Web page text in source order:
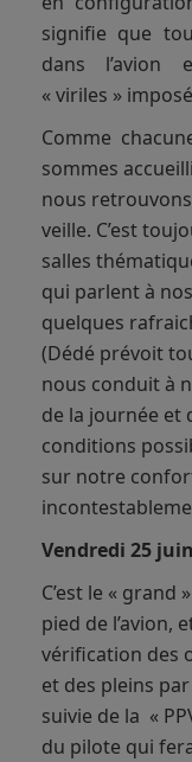
signifie que
dans l’avion
« viriles »
Comme
sommes
nous
veille. C’est
salles
qui parlent à
quelques
(Dédé prévoit
nous conduit à
de la journée et
conditions
sur notre
Vendredi 25 juin
C’est le « grand
pied de l’avion,
vérification des
et des pleins
suivie de la «
du pilote qui